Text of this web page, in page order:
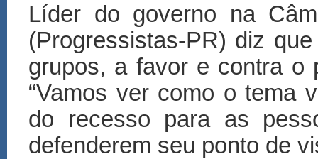
Líder do governo na
(Progressistas-PR) diz
grupos, a favor e contra o
“Vamos ver como o tema
do recesso para as
defenderem seu ponto de